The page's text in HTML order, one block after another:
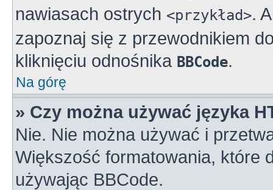
nawiasach ostrych <przykład>.
zapoznaj się z przewodnikiem
kliknięciu odnośnika BBCode.
Na górę
» Czy można używać języka
Nie. Nie można używać i
Większość formatowania, które
używając BBCode.